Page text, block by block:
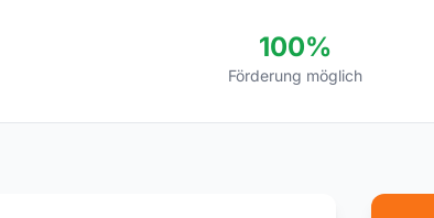
100%
Förderung möglich